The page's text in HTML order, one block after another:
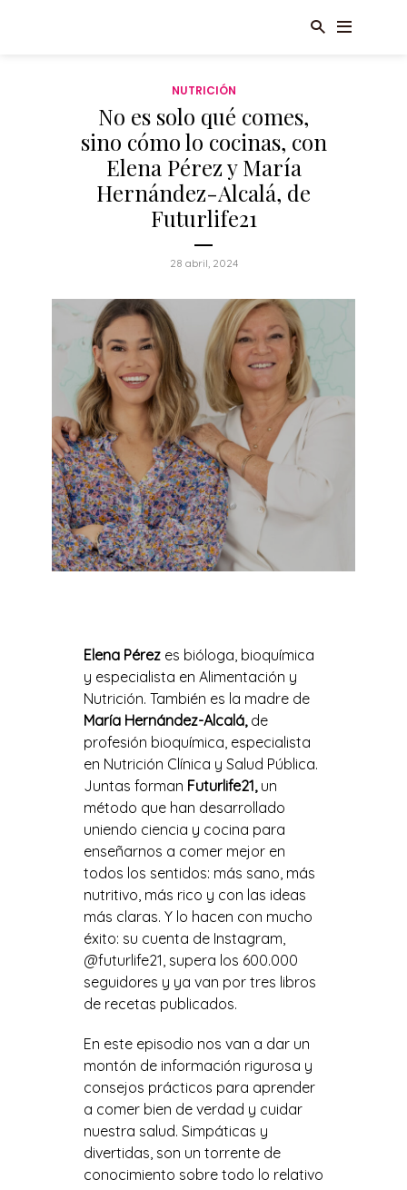
NUTRICIÓN
No es solo qué comes,
sino cómo lo cocinas, con
Elena Pérez y María
Hernández-Alcalá, de
Futurlife21
28 abril, 2024
Elena Pérezes bióloga, bioquímica
y especialista en Alimentación y
Nutrición. También es la madre de
María Hernández-Alcalá,de
profesión bioquímica, especialista
en Nutrición Clínica y Salud Pública.
Juntas forman Futurlife21,un
método que han desarrollado
uniendo ciencia y cocina para
enseñarnos a comer mejor en
todos los sentidos: más sano, más
nutritivo, más rico y con las ideas
más claras. Y lo hacen con mucho
éxito: su cuenta de Instagram,
@futurlife21, supera los 600.000
seguidores y ya van por tres libros
de recetas publicados.
En este episodio nos van a dar un
montón de información rigurosa y
consejos prácticos para aprender
a comer bien de verdad y cuidar
nuestra salud. Simpáticas y
divertidas, son un torrente de
conocimiento sobre todo lo relativo